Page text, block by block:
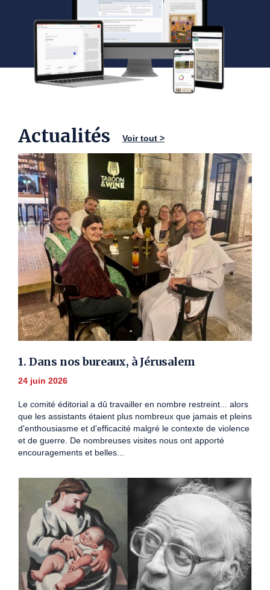
Actualités Voir tout >
1. Dans nos bureaux, à Jérusalem
24 juin 2026
Le comité éditorial a dû travailler en nombre restreint... alors
que les assistants étaient plus nombreux que jamais et pleins
d'enthousiasme et d'efficacité malgré le contexte de violence
et de guerre. De nombreuses visites nous ont apporté
encouragements et belles...